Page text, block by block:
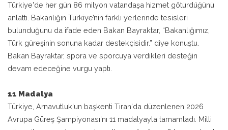
Türkiye'de her gün 86 milyon vatandaşa hizmet götürdüğünü
anlattı. Bakanlığın Türkiye’nin farklı yerlerinde tesisleri
bulunduğunu da ifade eden Bakan Bayraktar, “Bakanlığımız,
Türk güreşinin sonuna kadar destekçisidir.” diye konuştu.
Bakan Bayraktar, spora ve sporcuya verdikleri desteğin
devam edeceğine vurgu yaptı.
11 Madalya
Türkiye, Arnavutluk'un başkenti Tiran'da düzenlenen 2026
Avrupa Güreş Şampiyonası'nı 11 madalyayla tamamladı. Milli